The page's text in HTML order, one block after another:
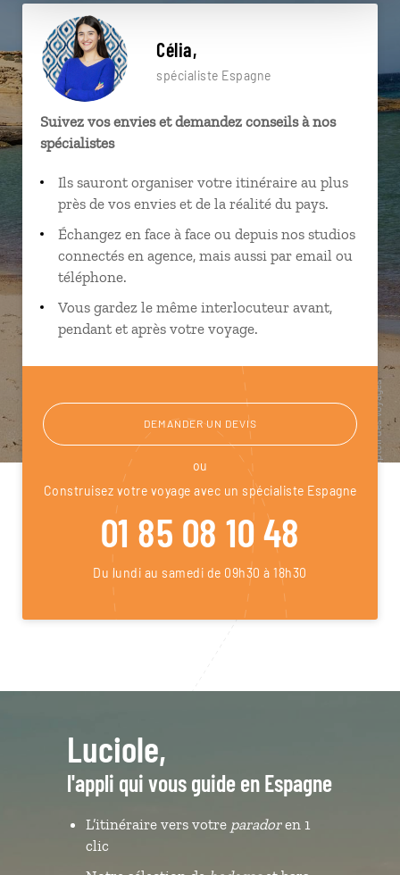
Célia,
spécialiste Espagne
Suivez vos envies et demandez conseils à nos
spécialistes
Ils sauront organiser votre itinéraire au plus
près de vos envies et de la réalité du pays.
Échangez en face à face ou depuis nos studios
connectés en agence, mais aussi par email ou
téléphone.
Vous gardez le même interlocuteur avant,
pendant et après votre voyage.
DEMANDER UN DEVIS
ou
Construisez votre voyage avec un spécialiste Espagne
01 85 08 10 48
Du lundi au samedi de 09h30 à 18h30
Luciole,
l'appli qui vous guide en Espagne
L’itinéraire vers votre paradoren 1
clic